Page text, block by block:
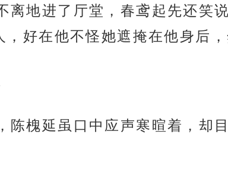
离地进了厅堂，春鸢起先还笑
好在他不怪她遮掩在他身后
陈槐延虽口中应声寒暄着，却